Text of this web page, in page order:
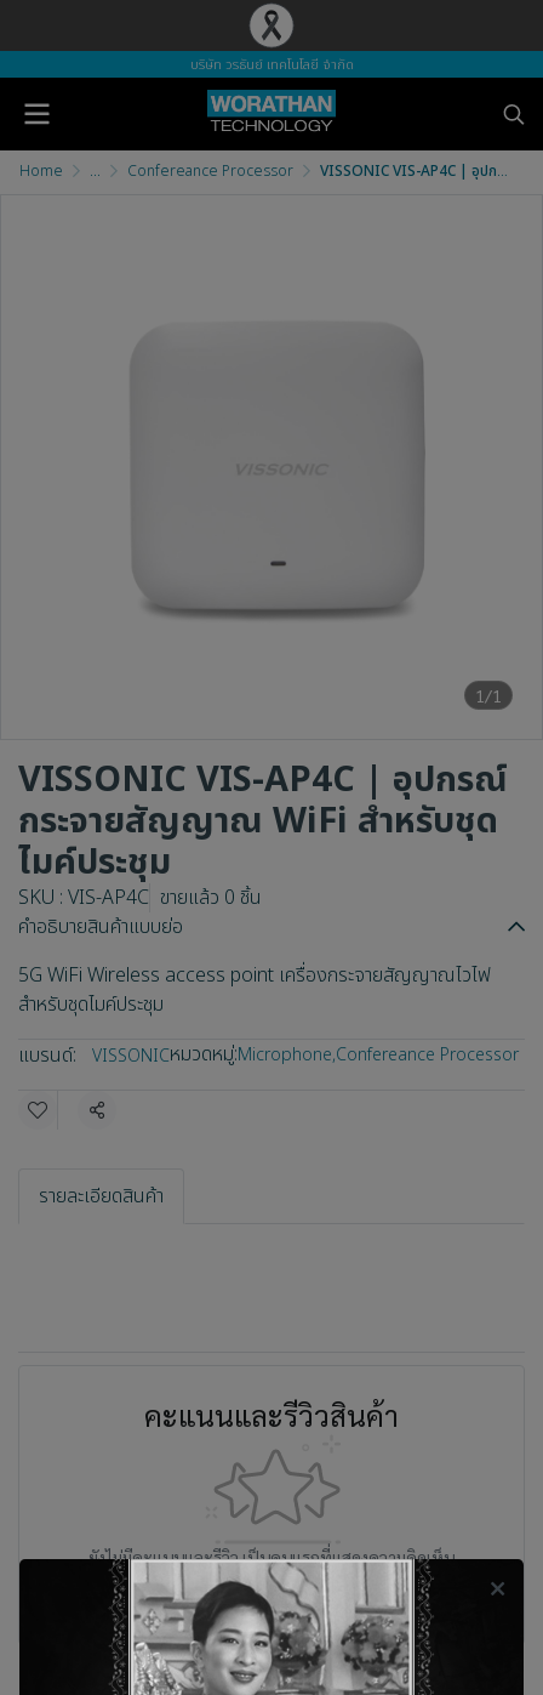
บริษัท วรธันย์ เทคโนโลยี จำกัด
Home ... Confereance Processor VISSONIC VIS-AP4C | อุปกรณ์กระจายสัญญาณ WiFi สำหรับชุดไมค์ประชุม
1/1
VISSONIC VIS-AP4C | อุปกรณ์
กระจายสัญญาณ WiFi สำหรับชุด
ไมค์ประชุม
SKU : VIS-AP4C ขายแล้ว 0 ชิ้น
คำอธิบายสินค้าแบบย่อ
5G WiFi Wireless access point เครื่องกระจายสัญญาณไวไฟ
สำหรับชุดไมค์ประชุม
แบรนด์:
VISSONICหมวดหมู่:Microphone,Confereance Processor
แชร์
รายละเอียดสินค้า
คะแนนและรีวิวสินค้า
ยังไม่มีคะแนนและรีวิว เป็นคนแรกที่แสดงความคิดเห็น
รีวิว